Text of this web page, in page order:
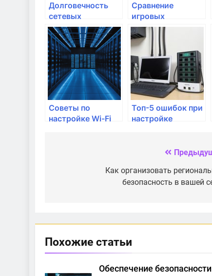
Долговечность
сетевых
устройств: на что
обращать
внимание?
Сравнение
игровых
роутеров: на что
обращать
внимание?
Советы по
настройке Wi-Fi
Топ-5 ошибок при
настройке
Как организовать
безопасность в вашей
Похожие статьи
Обеспечение безопасности